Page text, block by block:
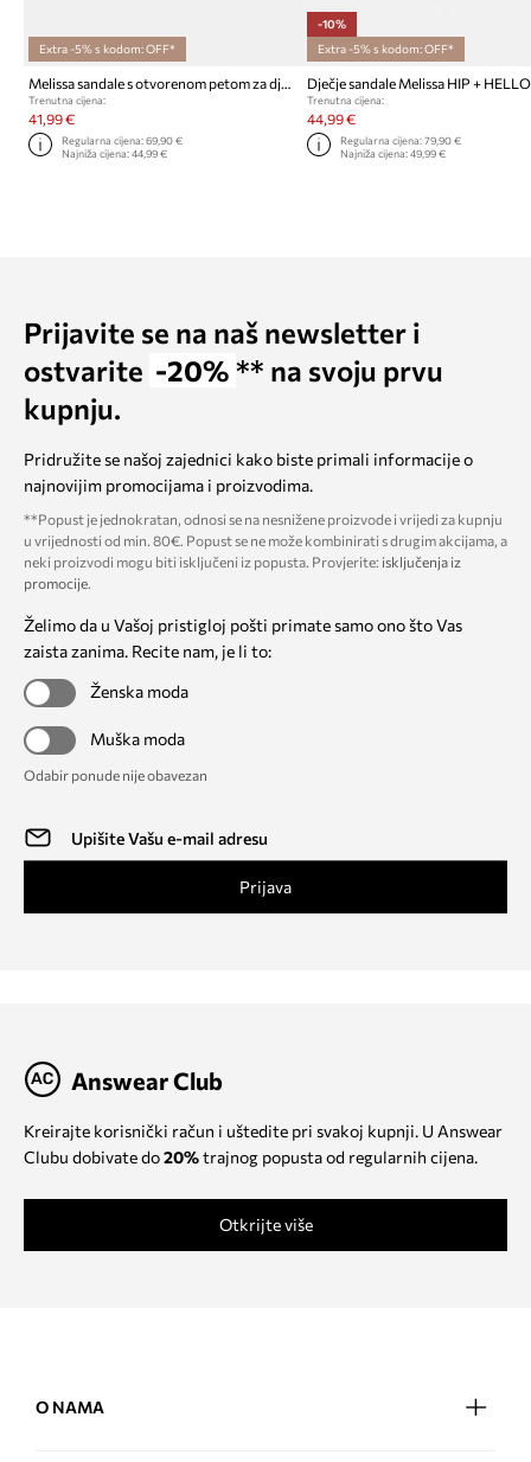
Extra -5% s kodom: OFF*
Melissa sandale s otvorenom petom za djecu MAR SANDAL UNI BB
Trenutna cijena:
41,99 €
Regularna cijena:69,90 €
Najniža cijena:44,99 €
-10%
Extra -5% s kodom: OFF*
Trenutna cijena:
44,99 €
Regularna cijena: 79,90 €
Najniža cijena: 49,99 €
Prijavite se na naš newsletter i
ostvarite -20% ** na svoju prvu
kupnju.
Pridružite se našoj zajednici kako biste primali informacije o
najnovijim promocijama i proizvodima.
**Popust je jednokratan, odnosi se na nesnižene proizvode i vrijedi za kupnju
u vrijednosti od min. 80€. Popust se ne može kombinirati s drugim akcijama, a
neki proizvodi mogu biti isključeni iz popusta. Provjerite: isključenja iz
promocije.
Želimo da u Vašoj pristigloj pošti primate samo ono što Vas
zaista zanima. Recite nam, je li to:
Ženska moda
Muška moda
Odabir ponude nije obavezan
Prijava
Answear Club
Kreirajte korisnički račun i uštedite pri svakoj kupnji. U Answear
Clubu dobivate do20%trajnog popusta od regularnih cijena.
Otkrijte više
O NAMA